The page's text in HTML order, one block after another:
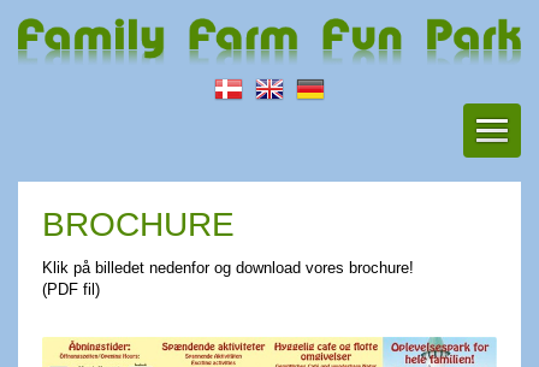
BROCHURE
Klik på billedet nedenfor og download vores brochure!
(PDF fil)